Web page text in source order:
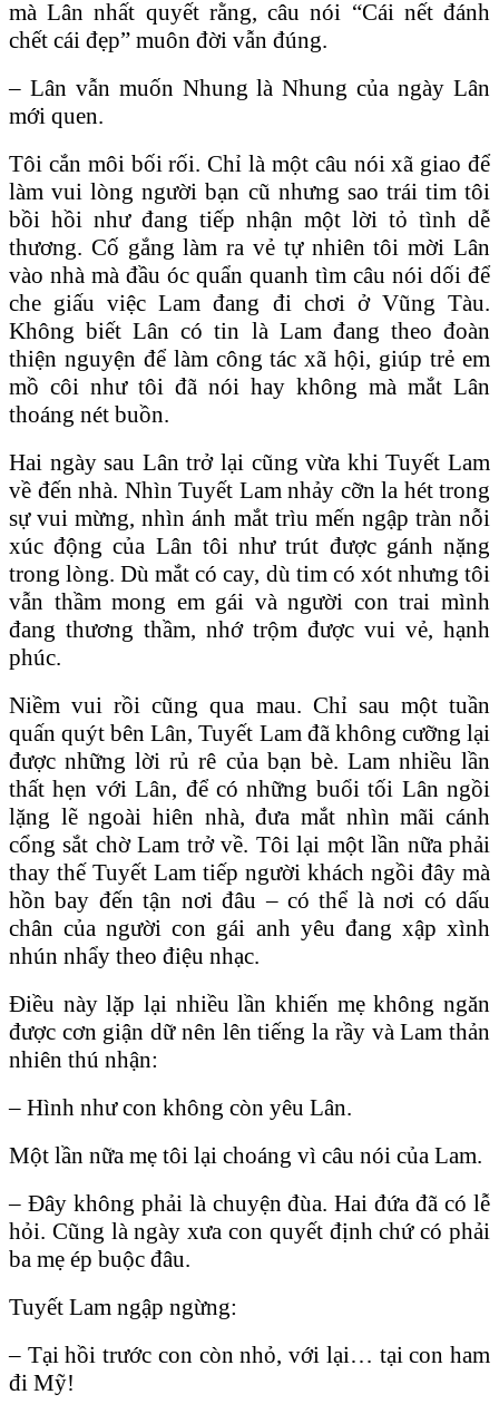
mà Lân nhất quyết rằng, câu nói “Cái nết đánh
chết cái đẹp” muôn đời vẫn đúng.
– Lân vẫn muốn Nhung là Nhung của ngày Lân
mới quen.
Tôi cắn môi bối rối. Chỉ là một câu nói xã giao để
làm vui lòng người bạn cũ nhưng sao trái tim tôi
bồi hồi như đang tiếp nhận một lời tỏ tình dễ
thương. Cố gắng làm ra vẻ tự nhiên tôi mời Lân
vào nhà mà đầu óc quẩn quanh tìm câu nói dối để
che giấu việc Lam đang đi chơi ở Vũng Tàu.
Không biết Lân có tin là Lam đang theo đoàn
thiện nguyện để làm công tác xã hội, giúp trẻ em
mồ côi như tôi đã nói hay không mà mắt Lân
thoáng nét buồn.
Hai ngày sau Lân trở lại cũng vừa khi Tuyết Lam
về đến nhà. Nhìn Tuyết Lam nhảy cỡn la hét trong
sự vui mừng, nhìn ánh mắt trìu mến ngập tràn nỗi
xúc động của Lân tôi như trút được gánh nặng
trong lòng. Dù mắt có cay, dù tim có xót nhưng tôi
vẫn thầm mong em gái và người con trai mình
đang thương thầm, nhớ trộm được vui vẻ, hạnh
phúc.
Niềm vui rồi cũng qua mau. Chỉ sau một tuần
quấn quýt bên Lân, Tuyết Lam đã không cưỡng lại
được những lời rủ rê của bạn bè. Lam nhiều lần
thất hẹn với Lân, để có những buổi tối Lân ngồi
lặng lẽ ngoài hiên nhà, đưa mắt nhìn mãi cánh
cổng sắt chờ Lam trở về. Tôi lại một lần nữa phải
thay thế Tuyết Lam tiếp người khách ngồi đây mà
hồn bay đến tận nơi đâu – có thể là nơi có dấu
chân của người con gái anh yêu đang xập xình
nhún nhẩy theo điệu nhạc.
Ðiều này lặp lại nhiều lần khiến mẹ không ngăn
được cơn giận dữ nên lên tiếng la rầy và Lam thản
nhiên thú nhận:
– Hình như con không còn yêu Lân.
Một lần nữa mẹ tôi lại choáng vì câu nói của Lam.
– Đây không phải là chuyện đùa. Hai đứa đã có lễ
hỏi. Cũng là ngày xưa con quyết định chứ có phải
ba mẹ ép buộc đâu.
Tuyết Lam ngập ngừng:
– Tại hồi trước con còn nhỏ, với lại… tại con ham
đi Mỹ!